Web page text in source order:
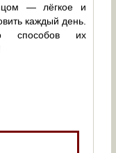
— лёгкое и
каждый день.
способов их